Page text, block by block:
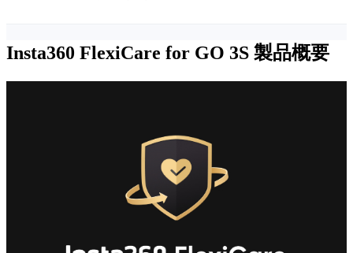
Insta360 FlexiCare for GO 3S 製品概要